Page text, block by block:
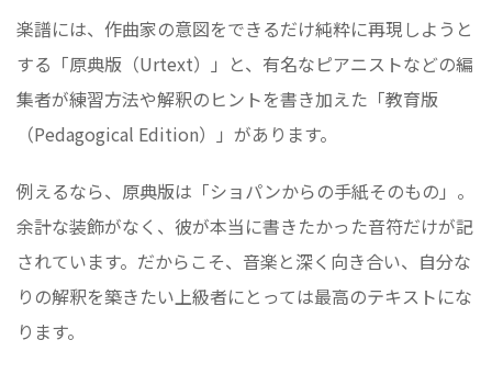
楽譜には、作曲家の意図をできるだけ純粋に再現しようと
する「原典版（Urtext）」と、有名なピアニストなどの編
集者が練習方法や解釈のヒントを書き加えた「教育版
（Pedagogical Edition）」があります。
例えるなら、原典版は「ショパンからの手紙そのもの」。
余計な装飾がなく、彼が本当に書きたかった音符だけが記
されています。だからこそ、音楽と深く向き合い、自分な
りの解釈を築きたい上級者にとっては最高のテキストにな
ります。